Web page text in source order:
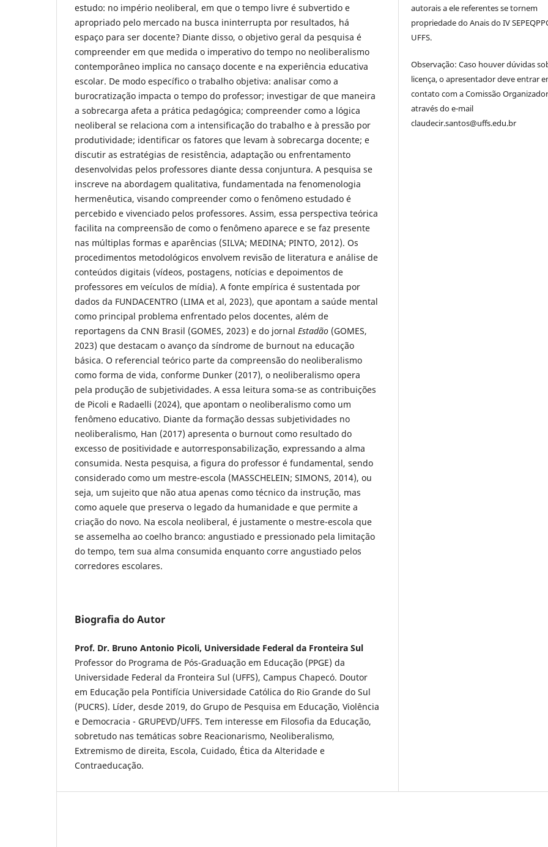
estudo: no império neoliberal, em que o tempo livre é subvertido e
apropriado pelo mercado na busca ininterrupta por resultados, há
espaço para ser docente? Diante disso, o objetivo geral da pesquisa é
compreender em que medida o imperativo do tempo no neoliberalismo
contemporâneo implica no cansaço docente e na experiência educativa
escolar. De modo específico o trabalho objetiva: analisar como a
burocratização impacta o tempo do professor; investigar de que maneira
a sobrecarga afeta a prática pedagógica; compreender como a lógica
neoliberal se relaciona com a intensificação do trabalho e à pressão por
produtividade; identificar os fatores que levam à sobrecarga docente; e
discutir as estratégias de resistência, adaptação ou enfrentamento
desenvolvidas pelos professores diante dessa conjuntura. A pesquisa se
inscreve na abordagem qualitativa, fundamentada na fenomenologia
hermenêutica, visando compreender como o fenômeno estudado é
percebido e vivenciado pelos professores. Assim, essa perspectiva teórica
facilita na compreensão de como o fenômeno aparece e se faz presente
nas múltiplas formas e aparências (SILVA; MEDINA; PINTO, 2012). Os
procedimentos metodológicos envolvem revisão de literatura e análise de
conteúdos digitais (vídeos, postagens, notícias e depoimentos de
professores em veículos de mídia). A fonte empírica é sustentada por
dados da FUNDACENTRO (LIMA et al, 2023), que apontam a saúde mental
como principal problema enfrentado pelos docentes, além de
reportagens da CNN Brasil (GOMES, 2023) e do jornal Estadão (GOMES,
2023) que destacam o avanço da síndrome de burnout na educação
básica. O referencial teórico parte da compreensão do neoliberalismo
como forma de vida, conforme Dunker (2017), o neoliberalismo opera
pela produção de subjetividades. A essa leitura soma-se as contribuições
de Picoli e Radaelli (2024), que apontam o neoliberalismo como um
fenômeno educativo. Diante da formação dessas subjetividades no
neoliberalismo, Han (2017) apresenta o burnout como resultado do
excesso de positividade e autorresponsabilização, expressando a alma
consumida. Nesta pesquisa, a figura do professor é fundamental, sendo
considerado como um mestre-escola (MASSCHELEIN; SIMONS, 2014), ou
seja, um sujeito que não atua apenas como técnico da instrução, mas
como aquele que preserva o legado da humanidade e que permite a
criação do novo. Na escola neoliberal, é justamente o mestre-escola que
se assemelha ao coelho branco: angustiado e pressionado pela limitação
do tempo, tem sua alma consumida enquanto corre angustiado pelos
corredores escolares.
Biografia do Autor
Prof. Dr. Bruno Antonio Picoli, Universidade Federal da Fronteira Sul
Professor do Programa de Pós-Graduação em Educação (PPGE) da
Universidade Federal da Fronteira Sul (UFFS), Campus Chapecó. Doutor
em Educação pela Pontifícia Universidade Católica do Rio Grande do Sul
(PUCRS). Líder, desde 2019, do Grupo de Pesquisa em Educação, Violência
e Democracia - GRUPEVD/UFFS. Tem interesse em Filosofia da Educação,
sobretudo nas temáticas sobre Reacionarismo, Neoliberalismo,
Extremismo de direita, Escola, Cuidado, Ética da Alteridade e
Contraeducação.
autorais a ele referentes se tornem
propriedade do Anais do IV
UFFS.
Observação: Caso houver dúvidas
licença, o apresentador deve entrar
contato com a Comissão
através do e-mail
claudecir.santos@uffs.edu.br